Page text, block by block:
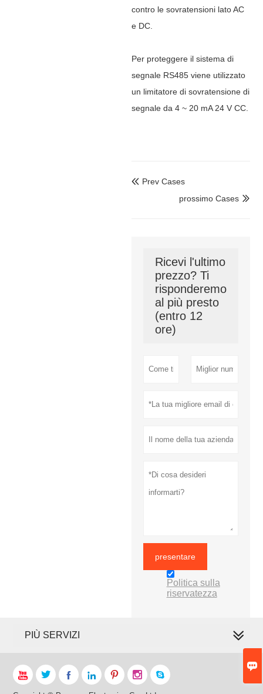

contro le sovratensioni lato AC
e DC.
Per proteggere il sistema di
segnale RS485 viene utilizzato
un limitatore di sovratensione di
segnale da 4 ~ 20 mA 24 V CC.
 Prev Cases

prossimo Cases
Ricevi l'ultimo
prezzo? Ti
risponderemo
al più presto
(entro 12
ore)
presentare
Politica sulla
riservatezza
PIÙ SERVIZI
      